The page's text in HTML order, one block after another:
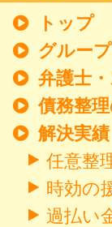
トップ
グルー
弁護士
債務整
解決実績
任意整
時効の
過払い